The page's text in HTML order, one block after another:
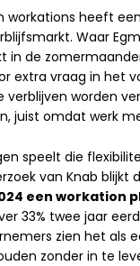
workations heeft
Waar
in de
extra vraag in het
verblijven worden
juist omdat werk
speelt die
van Knab blijkt
een workation
33% twee jaar
zien het als
zonder in te